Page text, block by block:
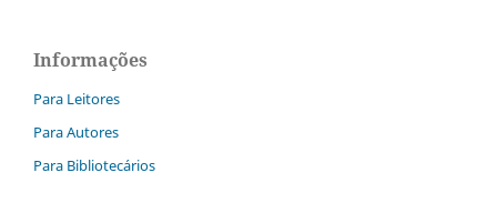
Informações
Para Leitores
Para Autores
Para Bibliotecários